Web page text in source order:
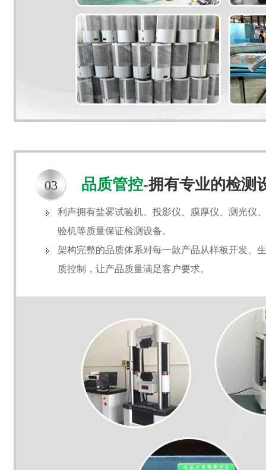
03 品质管控-拥有专业的检测
利声拥有盐雾试验机、投影仪、膜厚仪、测光仪
验机等质量保证检测设备。
架构完整的品质体系对每一款产品从样板开发、
质控制，让产品质量满足客户要求。